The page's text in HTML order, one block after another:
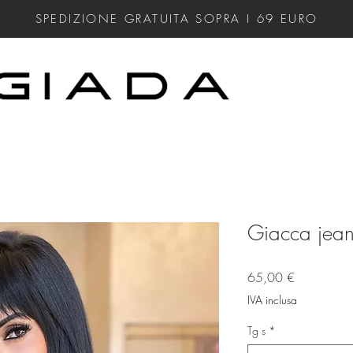
SPEDIZIONE GRATUITA SOPRA I 69 EURO
Giacca
65,00 €
IVA inclusa
Tg s *